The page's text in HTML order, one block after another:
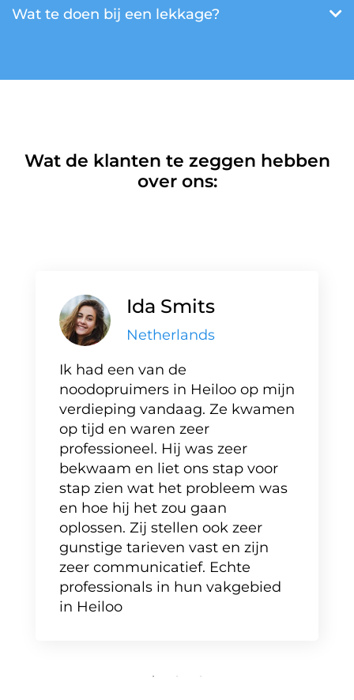
Wat te doen bij een lekkage?
Wat de klanten te zeggen hebben
over ons:
Ida Smits
Netherlands
Ik had een van de
noodopruimers in Heiloo op mijn
verdieping vandaag. Ze kwamen
op tijd en waren zeer
professioneel. Hij was zeer
bekwaam en liet ons stap voor
stap zien wat het probleem was
en hoe hij het zou gaan
oplossen. Zij stellen ook zeer
gunstige tarieven vast en zijn
zeer communicatief. Echte
professionals in hun vakgebied
in Heiloo